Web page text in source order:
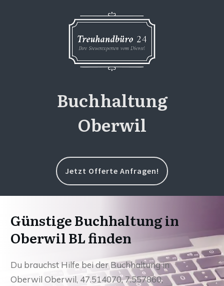
Buchhaltung
Oberwil
Jetzt Offerte Anfragen!
Günstige Buchhaltung in
Oberwil BL finden
Du brauchst Hilfe bei der Buchhaltung in
Oberwil Oberwil, 47.514070, 7.557860,